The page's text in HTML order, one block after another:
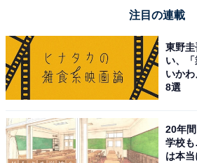
注目の連載
東野
い、
いか
8選
20年
学校
は本